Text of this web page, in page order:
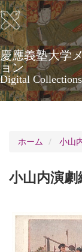
メ
イ
ン
コ
ン
テ
ン
ツ
に
慶應義塾大学
ョン
Digital
ホーム
小山
小山内演劇